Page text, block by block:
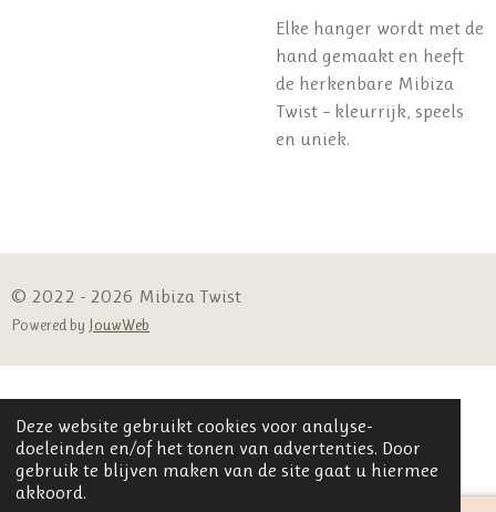
Deze website gebruikt cookies voor analyse-
doeleinden en/of het tonen van advertenties. Door
gebruik te blijven maken van de site gaat u hiermee
akkoord.
Elke hanger wordt met de
hand gemaakt en heeft
de herkenbare Mibiza
Twist – kleurrijk, speels
en uniek.
© 2022 - 2026 Mibiza Twist
Powered by JouwWeb